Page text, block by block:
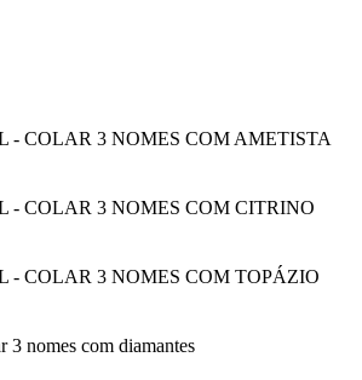
- COLAR 3 NOMES COM AMETISTA
- COLAR 3 NOMES COM CITRINO
- COLAR 3 NOMES COM TOPÁZIO
nomes com diamantes